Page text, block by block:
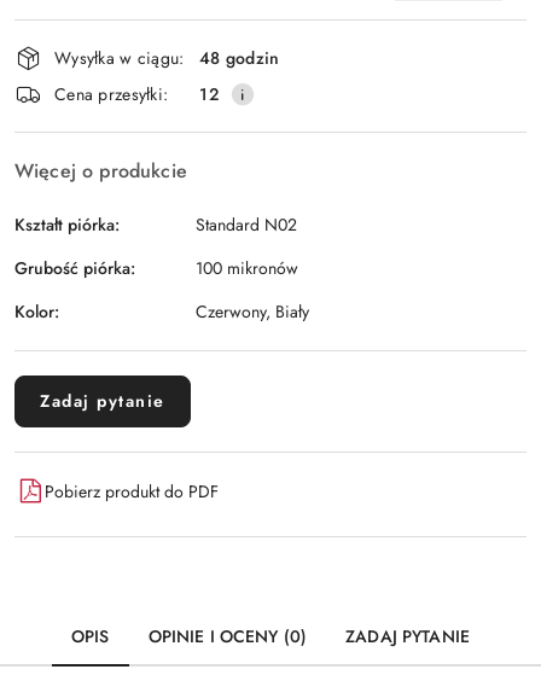
Wyślij
Dostępność
i
dostawa
Wysyłka w ciągu:
48 godzin
Cena przesyłki:
12
Więcej o produkcie
Kształt piórka:
Standard N02
Grubość piórka:
100 mikronów
Kolor:
Czerwony, Biały
Zadaj pytanie
Pobierz produkt do PDF
OPIS OPINIE I OCENY (0) ZADAJ PYTANIE